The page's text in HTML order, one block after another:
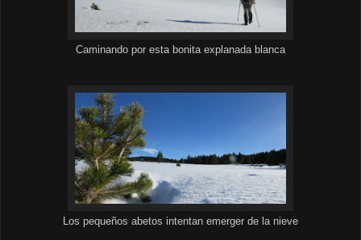
Caminando por esta bonita explanada blanca
Los pequeños abetos intentan emerger de la nieve